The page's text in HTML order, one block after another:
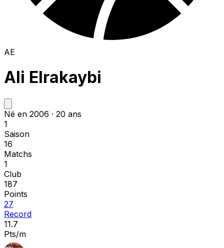
AE
Ali Elrakaybi
Né en 2006 · 20 ans
1
Saison
16
Matchs
1
Club
187
Points
27
Record
11.7
Pts/m